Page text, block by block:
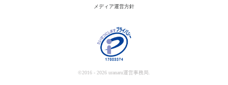
メディア運営方針
©2016 - 2026 uranaru運営事務局.